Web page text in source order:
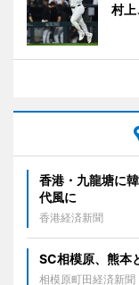
村
香港・九龍塘に
代風に
香港経済新聞
SC相模原、熊
相模原町田経済新聞